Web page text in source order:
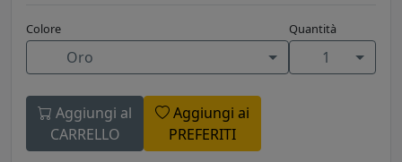
Colore
Oro
Quantità
1
Aggiungi al
CARRELLO
Aggiungi ai
PREFERITI